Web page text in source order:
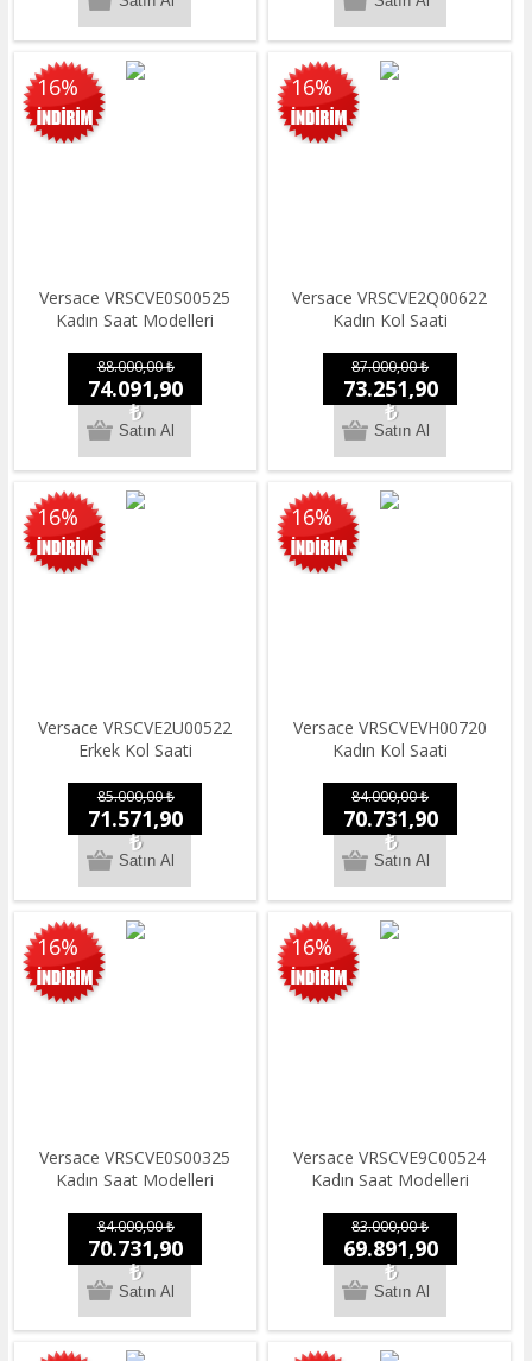
16%
Versace VRSCVE0S00525
Kadın Saat Modelleri
88.000,00 ₺
74.091,90
₺
16%
Versace VRSCVE2Q00622
Kadın Kol Saati
87.000,00 ₺
73.251,90
₺
16%
Versace VRSCVE2U00522
Erkek Kol Saati
85.000,00 ₺
71.571,90
₺
16%
Versace VRSCVEVH00720
Kadın Kol Saati
84.000,00 ₺
70.731,90
₺
16%
Versace VRSCVE0S00325
Kadın Saat Modelleri
84.000,00 ₺
70.731,90
₺
16%
Versace VRSCVE9C00524
Kadın Saat Modelleri
83.000,00 ₺
69.891,90
₺